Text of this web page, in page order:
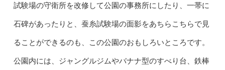
試験場の守衛所を改修して公園の事務所にしたり、一帯に
石碑があったりと、蚕糸試験場の面影をあちらこちらで見
ることができるのも、この公園のおもしろいところです。
公園内には、ジャングルジムやバナナ型のすべり台、鉄棒